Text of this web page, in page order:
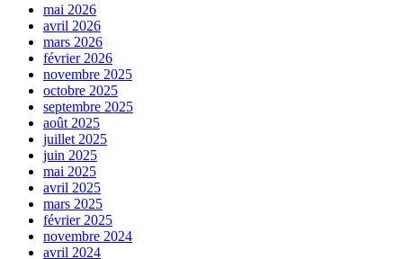
mai 2026
avril 2026
mars 2026
février 2026
novembre 2025
octobre 2025
septembre 2025
août 2025
juillet 2025
juin 2025
mai 2025
avril 2025
mars 2025
février 2025
novembre 2024
avril 2024